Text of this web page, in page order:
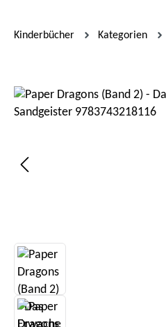
Kinderbücher Kategorien
Bildergalerie überspringen